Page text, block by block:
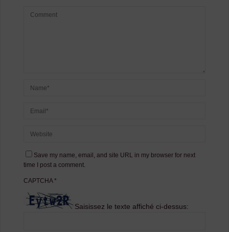
Save my name, email, and site URL in my browser for next
time I post a comment.
CAPTCHA*
Saisissez le texte affiché ci-dessus: